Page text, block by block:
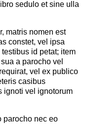
sedulo et sine ulla
matris nomen est
constet, vel ipsa
id petat; item
a parocho vel
vel ex publico
casibus
ignoti vel ignotorum
parocho nec eo